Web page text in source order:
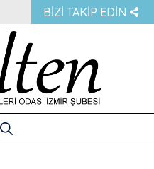
BIZI TAKIP EDIN